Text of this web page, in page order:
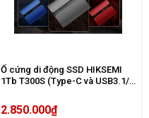
Ổ cứng di động SSD HIKSEMI
1Tb T300S (Type-C và USB3.1/
2.850.000₫